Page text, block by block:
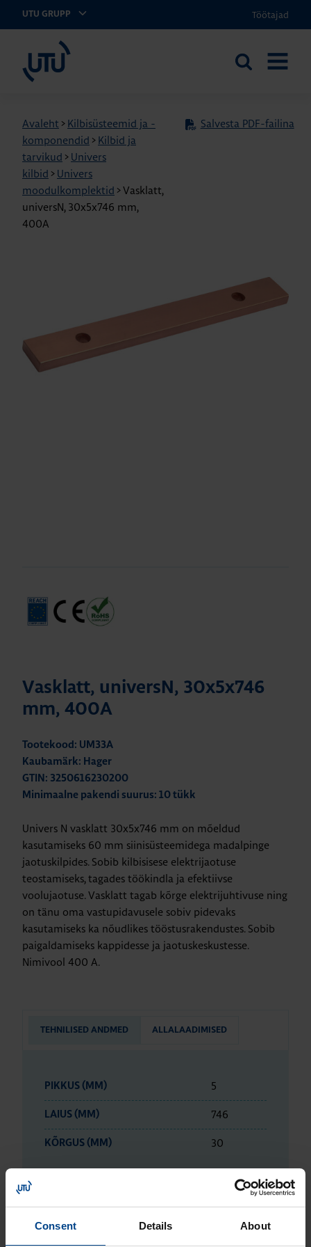
Consent Details About
UTU GRUPP Töötajad
Otsi
Avaleht > Kilbisüsteemid ja -
komponendid > Kilbid ja
tarvikud > Univers
kilbid > Univers
moodulkomplektid >Vasklatt,
universN, 30x5x746 mm,
400A
Salvesta PDF-failina
Vasklatt, universN, 30x5x746
mm, 400A
Tootekood: UM33A
Kaubamärk: Hager
GTIN: 3250616230200
Minimaalne pakendi suurus: 10 tükk
Univers N vasklatt 30x5x746 mm on mõeldud
kasutamiseks 60 mm siinisüsteemidega madalpinge
jaotuskilpides. Sobib kilbisisese elektrijaotuse
teostamiseks, tagades töökindla ja efektiivse
voolujaotuse. Vasklatt tagab kõrge elektrijuhtivuse ning
on tänu oma vastupidavusele sobiv pidevaks
kasutamiseks ka nõudlikes tööstusrakendustes. Sobib
paigaldamiseks kappidesse ja jaotuskeskustesse.
Nimivool 400 A.
TEHNILISED ANDMED ALLALAADIMISED
PIKKUS (MM) 5
LAIUS (MM) 746
KÕRGUS (MM) 30